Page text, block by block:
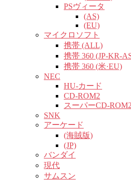
PSヴィータ
(AS)
(EU)
マイクロソフト
携帯 (ALL)
携帯 360 (JP-KR-
携帯 360 (米·EU)
NEC
HU-カード
CD-ROM2
スーパーCD-ROM2
SNK
アーケード
(海賊版)
(JP)
バンダイ
現代
サムスン